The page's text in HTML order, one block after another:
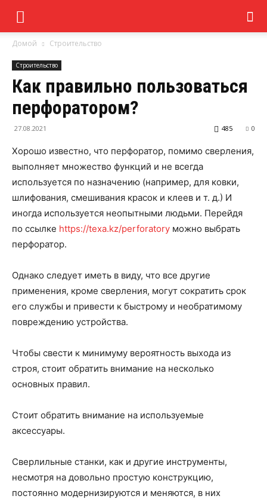
Домой Строительство
Строительство
Как правильно пользоваться
перфоратором?
27.08.2021 0
485
Хорошо известно, что перфоратор, помимо сверления,
выполняет множество функций и не всегда
используется по назначению (например, для ковки,
шлифования, смешивания красок и клеев и т. д.) И
иногда используется неопытными людьми. Перейдя
по ссылке https://texa.kz/perforatory можно выбрать
перфоратор.
Однако следует иметь в виду, что все другие
применения, кроме сверления, могут сократить срок
его службы и привести к быстрому и необратимому
повреждению устройства.
Чтобы свести к минимуму вероятность выхода из
строя, стоит обратить внимание на несколько
основных правил.
Стоит обратить внимание на используемые
аксессуары.
Сверлильные станки, как и другие инструменты,
несмотря на довольно простую конструкцию,
постоянно модернизируются и меняются, в них